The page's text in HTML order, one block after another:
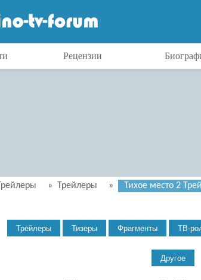
Рецензии
Трейлеры » Трейлеры » Тихое место 2